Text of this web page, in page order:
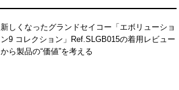
新しくなったグランドセイコー「エボリューショ
ン9 コレクション」Ref.SLGB015の着用レビュー
から製品の“価値”を考える